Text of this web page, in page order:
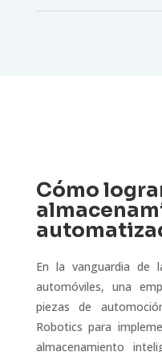
Cómo
En la vanguardia de
automóviles, una
piezas de
Robotics para
almacenamiento